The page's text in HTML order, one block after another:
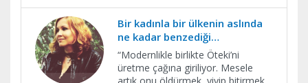
Bir kadınla bir ülkenin aslında
ne kadar benzediği…
​“Modernlikle birlikte Öteki’ni
üretme çağına giriliyor. Mesele